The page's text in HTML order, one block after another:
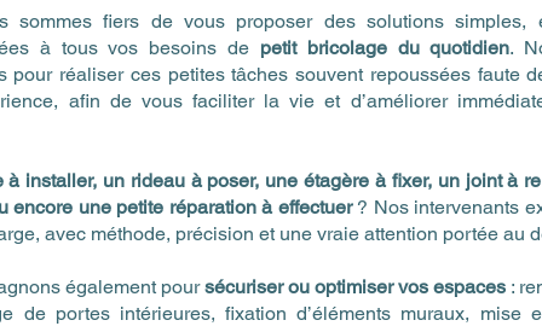
sommes fiers de vous proposer des solutions simples,
à tous vos besoins de petit bricolage du quotidien.
pour réaliser ces petites tâches souvent repoussées faute
afin de vous faciliter la vie et d’améliorer
à installer, un rideau à poser, une étagère à fixer, un joint à
encore une petite réparation à effectuer? Nos intervenants
avec méthode, précision et une vraie attention portée au
également poursécuriser ou optimiser vos espaces :
de portes intérieures, fixation d’éléments muraux, mise